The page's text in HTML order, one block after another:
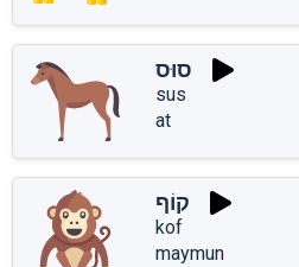
סוּס
sus
at
קוֹף
kof
maymun